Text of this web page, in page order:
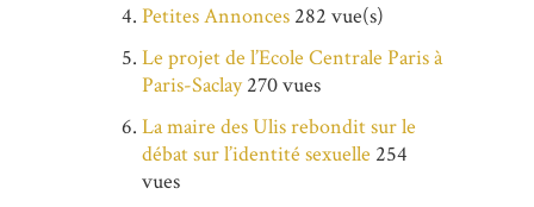
Petites Annonces 282 vue(s)
Le projet de l’Ecole Centrale Paris à
Paris-Saclay270 vues
La maire des Ulis rebondit sur le
débat sur l’identité sexuelle 254
vues